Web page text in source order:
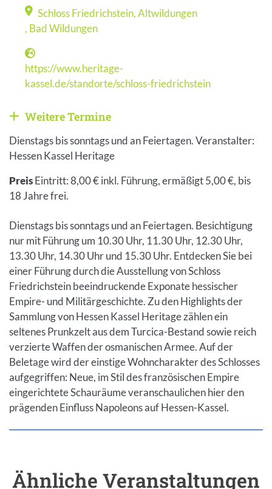
Veranstaltungsort
Schloss Friedrichstein, Altwildungen
, Bad Wildungen
Webseite
https://www.heritage-
kassel.de/standorte/schloss-friedrichstein
Weitere Veranstaltungen anzeigen
Weitere Termine
Dienstags bis sonntags und an Feiertagen. Veranstalter:
Hessen Kassel Heritage
PreisEintritt: 8,00 € inkl. Führung, ermäßigt 5,00 €, bis
18 Jahre frei.
Dienstags bis sonntags und an Feiertagen. Besichtigung
nur mit Führung um 10.30 Uhr, 11.30 Uhr, 12.30 Uhr,
13.30 Uhr, 14.30 Uhr und 15.30 Uhr. Entdecken Sie bei
einer Führung durch die Ausstellung von Schloss
Friedrichstein beeindruckende Exponate hessischer
Empire- und Militärgeschichte. Zu den Highlights der
Sammlung von Hessen Kassel Heritage zählen ein
seltenes Prunkzelt aus dem Turcica-Bestand sowie reich
verzierte Waffen der osmanischen Armee. Auf der
Beletage wird der einstige Wohncharakter des Schlosses
aufgegriffen: Neue, im Stil des französischen Empire
eingerichtete Schauräume veranschaulichen hier den
prägenden Einfluss Napoleons auf Hessen-Kassel.
Ähnliche Veranstaltungen